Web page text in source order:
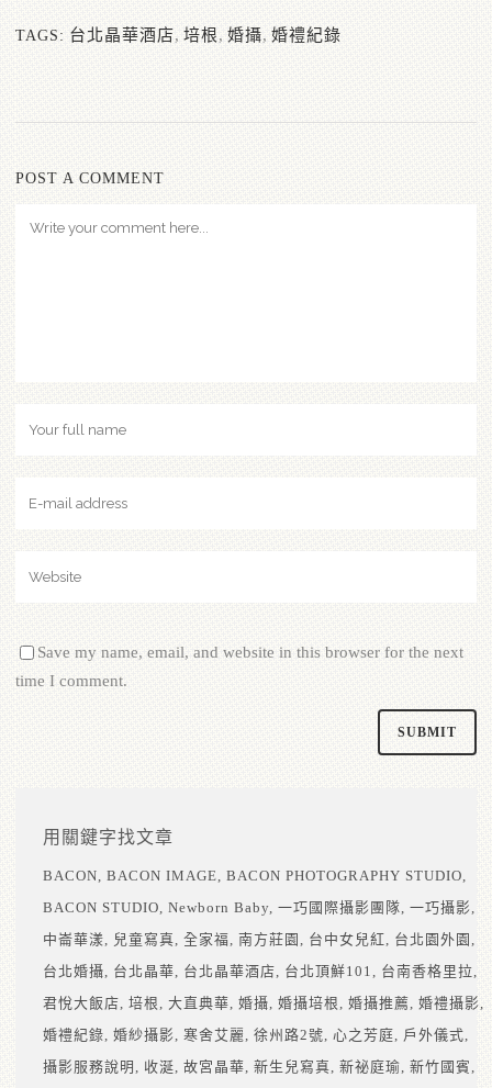
TAGS: 台北晶華酒店, 培根, 婚攝, 婚禮紀錄
POST A COMMENT
Save my name, email, and website in this browser for the next
time I comment.
用關鍵字找文章
BACON BACON IMAGE BACON PHOTOGRAPHY STUDIO
BACON STUDIO Newborn Baby 一巧國際攝影團隊 一巧攝影
中崙華漾
兒童寫真 全家福 南方莊園 台中女兒紅
台北園外園
台北婚攝
台北晶華 台北晶華酒店 台北頂鮮101
台南香格里拉
君悅大飯店 培根 大直典華 婚攝 婚攝培根 婚攝推薦 婚禮攝影
婚禮紀錄 婚紗攝影 寒舍艾麗 徐州路2號 心之芳庭
戶外儀式
攝影服務說明
收涎 故宮晶華 新生兒寫真 新祕庭瑜 新竹國賓